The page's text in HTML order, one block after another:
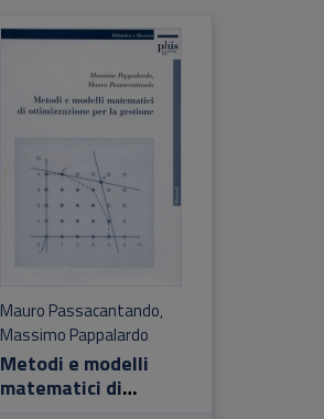
Metodi e modelli
matematici di
Mauro Passacantando,
Massimo Pappalardo